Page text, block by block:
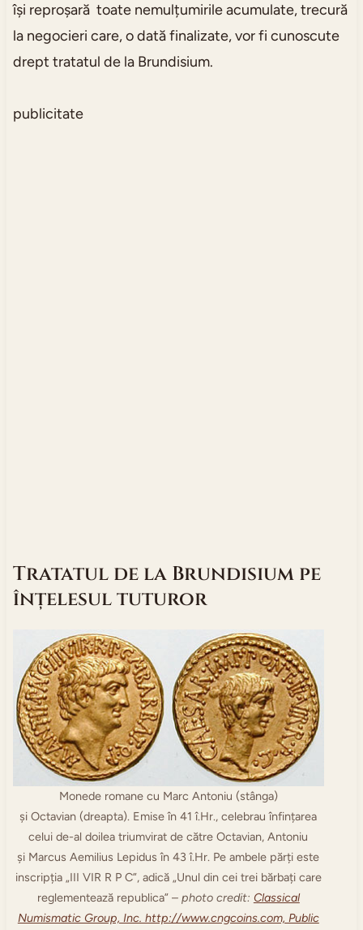
își reproșară toate nemulțumirile acumulate, trecură
la negocieri care, o dată finalizate, vor fi cunoscute
drept tratatul de la Brundisium.
publicitate
Tratatul de la Brundisium pe
înțelesul tuturor
Monede romane cu Marc Antoniu (stânga)
și Octavian (dreapta). Emise în 41 î.Hr., celebrau înfințarea
celui de-al doilea triumvirat de către Octavian, Antoniu
și Marcus Aemilius Lepidus în 43 î.Hr. Pe ambele părți este
inscripția „III VIR R P C”, adică „Unul din cei trei bărbați care
reglementează republica” – photo credit: Classical
Numismatic Group, Inc. http://www.cngcoins.com, Public